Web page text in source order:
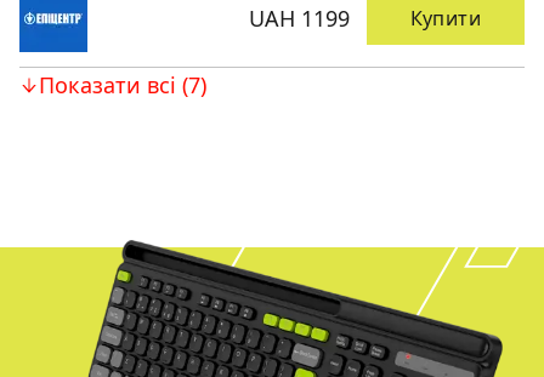
UAH 1199 Купити
Показати всі (7)